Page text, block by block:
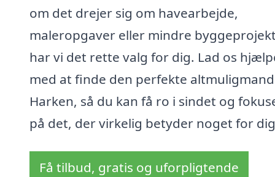
om det drejer sig om havearbejde,
maleropgaver eller mindre
har vi det rette valg for dig. Lad os
med at finde den perfekte
Harken, så du kan få ro i sindet og
på det, der virkelig betyder noget for
Få tilbud, gratis og uforpligtende